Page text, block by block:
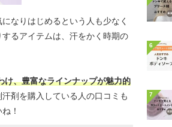
なりはじめるという人も少なく
るアイテムは、汗をかく時期の
け、豊富なラインナップが魅力的
剤を購入している人の口コミも
！
6
7